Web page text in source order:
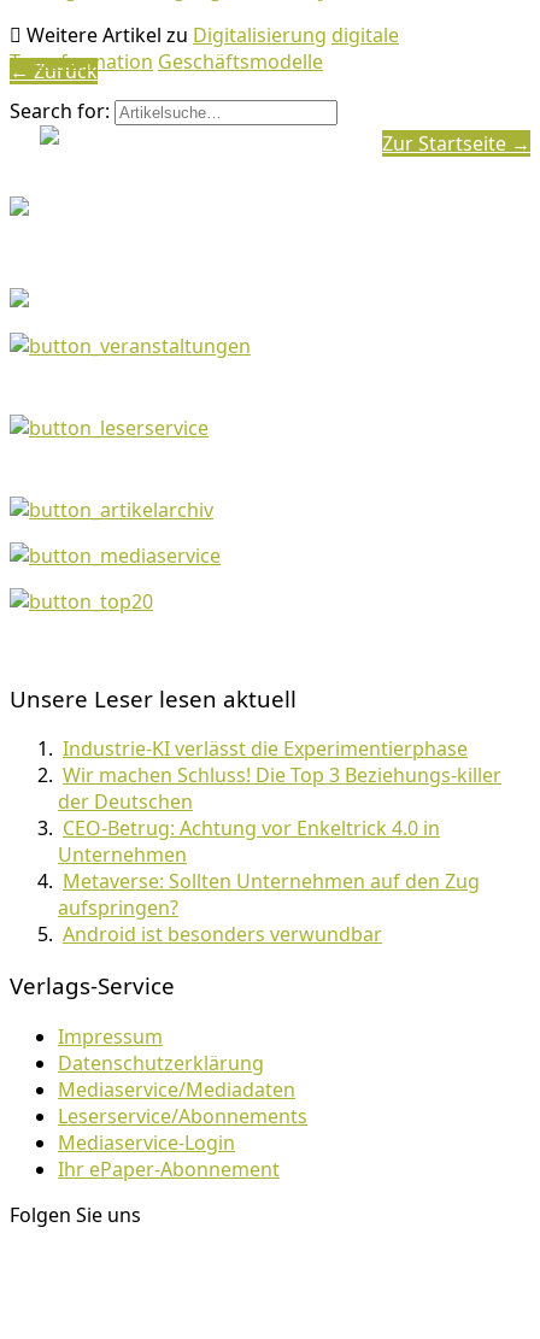
Weitere Artikel zu Digitalisierung digitale
Transformation Geschäfts­mo­delle
Zur Startseite →
← Zurück
Search for:
Unsere Leser lesen aktuell
Industrie-KI verlässt die Experimentierphase
Wir machen Schluss! Die Top 3 Beziehungs-killer
der Deutschen
CEO-Betrug: Achtung vor Enkeltrick 4.0 in
Unternehmen
Metaverse: Sollten Unternehmen auf den Zug
aufspringen?
Android ist besonders verwundbar
Verlags-Service
Impressum
Datenschutzerklärung
Mediaservice/Mediadaten
Leserservice/Abonnements
Mediaservice-Login
Ihr ePaper-Abonnement
Folgen Sie uns